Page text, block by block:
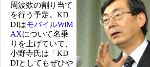
周波数の割り当て
を行う予定。KD
DIはモバイルWiM
AXについて名乗
りを上げていて、
小野寺氏は「KD
DIとしてもぜひや